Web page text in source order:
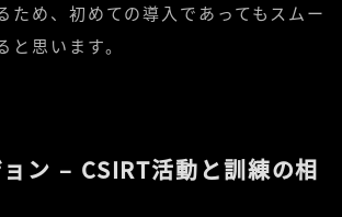
ため、初めての導入であってもスムー
と思います。
ン – CSIRT活動と訓練の相